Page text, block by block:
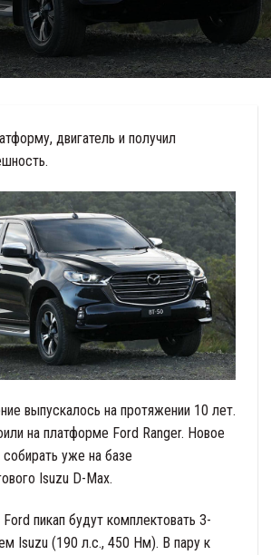
двигатель и получил
выпускалось на протяжении 10 лет.
на платформе Ford Ranger. Новое
уже на базе
Isuzu D-Max.
пикап будут комплектовать 3-
Isuzu (190 л.с., 450 Нм). В пару к